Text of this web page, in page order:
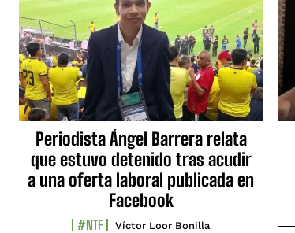
Periodista Ángel Barrera relata
que estuvo detenido tras acudir
a una oferta laboral publicada en
Facebook
#NTF Víctor Loor Bonilla